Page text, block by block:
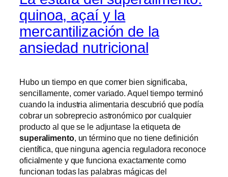
quinoa, açaí y la
mercantilización de la
ansiedad nutricional
Hubo un tiempo en que comer bien significaba,
sencillamente, comer variado. Aquel tiempo terminó
cuando la industria alimentaria descubrió que podía
cobrar un sobreprecio astronómico por cualquier
producto al que se le adjuntase la etiqueta de
superalimento, un término que no tiene definición
científica, que ninguna agencia reguladora reconoce
oficialmente y que funciona exactamente como
funcionan todas las palabras mágicas del